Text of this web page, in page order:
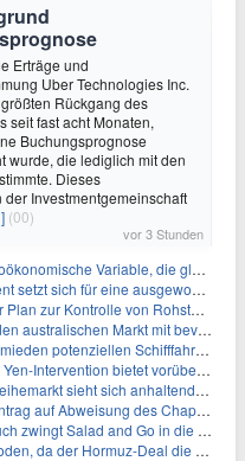
Erträge und
Uber Technologies Inc.
Rückgang des
seit fast acht Monaten,
Buchungsprognose
wurde, die lediglich mit den
Dieses
Investmentgemeinschaft
(00)
vor 3 Stunden
die globale Wirtschaftslandschaften umgestaltet
eine ausgewogene wirtschaftliche Zukunft ein
Rohstoffexporten steht vor konkurrierenden Visionen
Markt mit bevorstehendem Sekundärlisting
Schifffahrtsvertrag im Hormuskanal
vorübergehende Erleichterung, keine langfristige Lösung
Rückgang angesichts persistierender Inflationssorgen gegenüber
des Chapter 11 des ehemaligen Dolphin-CEOs
in die Insolvenz: Eine warnende Geschichte für Investoren
Deal die Zinserhöhungsängste lindert